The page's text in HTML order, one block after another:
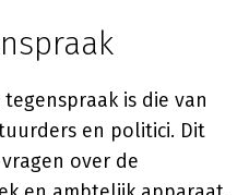
is die van
en politici. Dit
over de